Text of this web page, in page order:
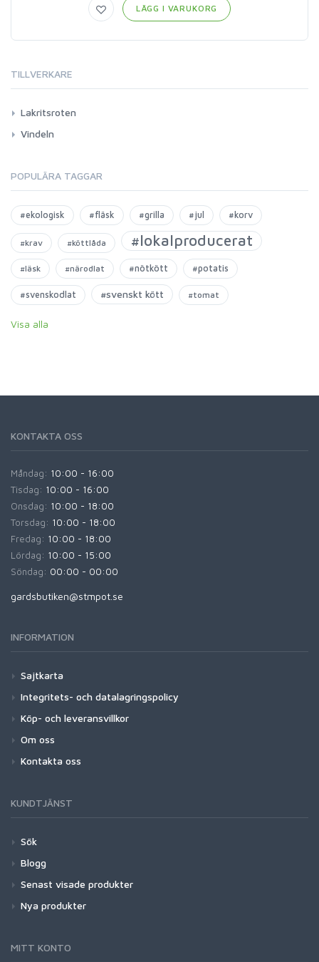
LÄGG I VARUKORG
TILLVERKARE
Lakritsroten
Vindeln
POPULÄRA TAGGAR
#ekologisk #fläsk #grilla #jul #korv
#krav #köttlåda #lokalproducerat
#läsk #närodlat #nötkött #potatis
#svenskodlat #svenskt kött #tomat
Visa alla
KONTAKTA OSS
Måndag: 10:00 - 16:00
Tisdag: 10:00 - 16:00
Onsdag: 10:00 - 18:00
Torsdag: 10:00 - 18:00
Fredag: 10:00 - 18:00
Lördag: 10:00 - 15:00
Söndag: 00:00 - 00:00
gardsbutiken@stmpot.se
INFORMATION
Sajtkarta
Integritets- och datalagringspolicy
Köp- och leveransvillkor
Om oss
Kontakta oss
KUNDTJÄNST
Sök
Blogg
Senast visade produkter
Nya produkter
MITT KONTO